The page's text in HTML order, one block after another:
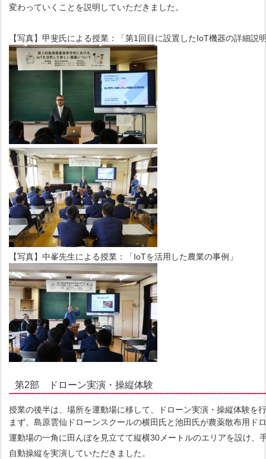
変わっていくことを説明していただきました。
【写真】甲斐氏による授業：「第1回目に設置したIoT機器の詳細説
【写真】中峯先生による授業：「IoTを活用した農業の事例」
第2部 ドローン実演・操縦体験
授業の後半は、場所を運動場に移して、ドローン実演・操縦体験を
まず、島原雲仙ドローンスクールの横田氏と池田氏が農薬散布用ド
運動場の一角に田んぼを見立てて縦横30メートルのエリアを設け、
自動操縦を実演していただきました。